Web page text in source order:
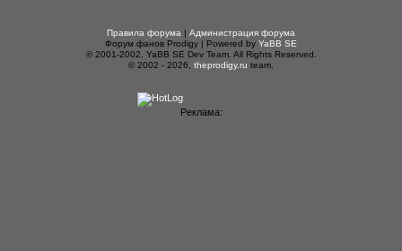
Правила форума | Администрация форума
Форум фанов Prodigy | Powered by YaBB SE
© 2001-2002, YaBB SE Dev Team. All Rights Reserved.
© 2002 - 2026, theprodigy.ru team.
Реклама: